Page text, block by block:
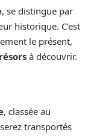
, se distingue par
historique. C’est
le présent,
à découvrir.
, classée au
transportés